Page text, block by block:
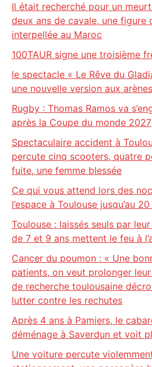
Il était recherché pour un
deux ans de cavale, une figure
interpellée au Maroc
100TAUR signe une troisième
le spectacle « Le Rêve du
une nouvelle version aux arènes
Rugby : Thomas Ramos va
après la Coupe du monde 2027
Spectaculaire accident à
percute cinq scooters, quatre
fuite, une femme blessée
Ce qui vous attend lors des
l’espace à Toulouse jusqu’au
Toulouse : laissés seuls par
de 7 et 9 ans mettent le feu à
Cancer du poumon : « Une
patients, on veut prolonger
de recherche toulousaine
lutter contre les rechutes
Après 4 ans à Pamiers, le
déménage à Saverdun et voit
Une voiture percute